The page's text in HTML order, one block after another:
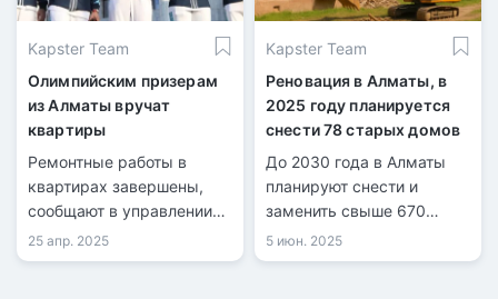
Kapster Team
Олимпийским призерам
из Алматы вручат
квартиры
Ремонтные работы в
квартирах завершены,
сообщают в управлении
спорта города.
25 апр. 2025
Kapster Team
Реновация в Алматы, в
2025 году планируется
снести 78 старых домов
До 2030 года в Алматы
планируют снести и
заменить свыше 670
ветхих домов.
5 июн. 2025